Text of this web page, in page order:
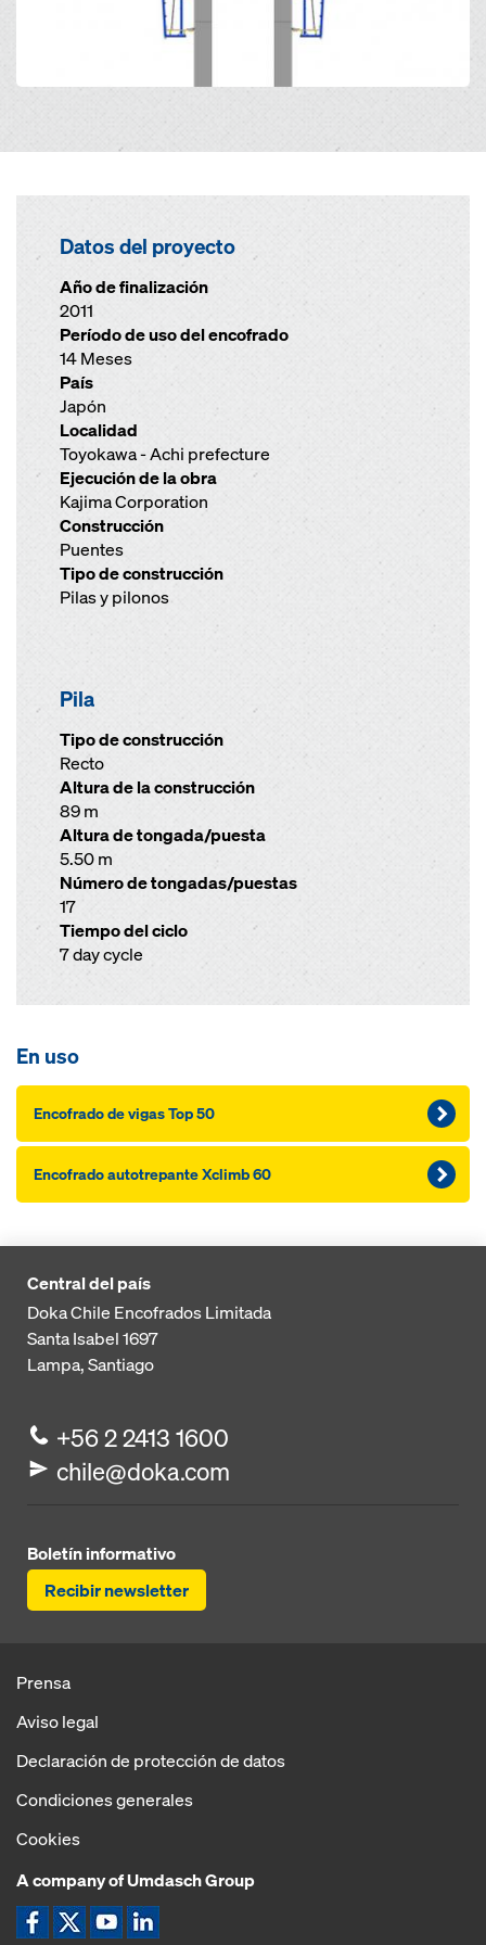
Datos del proyecto
Año de finalización
2011
Período de uso del encofrado
14 Meses
País
Japón
Localidad
Toyokawa - Achi prefecture
Ejecución de la obra
Kajima Corporation
Construcción
Puentes
Tipo de construcción
Pilas y pilonos
Pila
Tipo de construcción
Recto
Altura de la construcción
89 m
Altura de tongada/puesta
5.50 m
Número de tongadas/puestas
17
Tiempo del ciclo
7 day cycle
En uso
Encofrado de vigas Top 50
Encofrado autotrepante Xclimb 60
Central del país
Doka Chile Encofrados Limitada
Santa Isabel 1697
Lampa, Santiago
+56 2 2413 1600
chile@doka.com
Boletín informativo
Recibir newsletter
Prensa
Aviso legal
Declaración de protección de datos
Condiciones generales
Cookies
A company of Umdasch Group